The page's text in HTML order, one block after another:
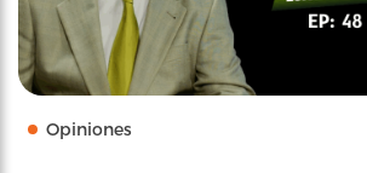
Opiniones